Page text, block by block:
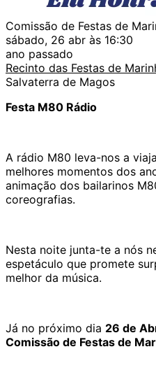
Comissão de Festas de
sábado, 26 abr às 16:30
ano passado
Recinto das Festas de
Salvaterra de Magos
Festa M80 Rádio
A rádio M80 leva-nos a
melhores momentos dos
animação dos bailarinos
coreografias.
Nesta noite junta-te a nós
espetáculo que promete
melhor da música.
Já no próximo dia 26 de
Comissão de Festas de